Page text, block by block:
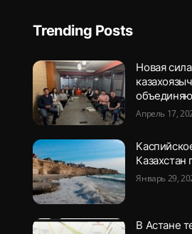
Trending Posts
Новая
Апрель 17,
Казахстан
Январь 29,
В Астане